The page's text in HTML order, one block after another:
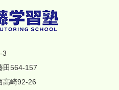
3
田564-157
高崎92-26